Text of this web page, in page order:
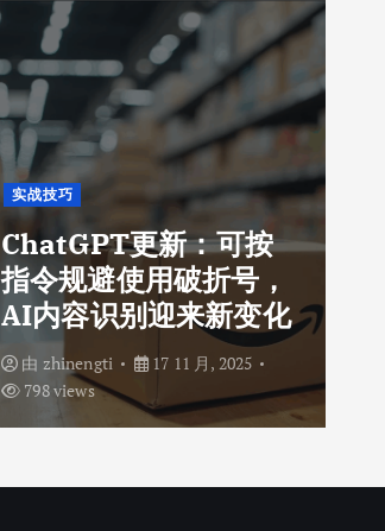
实战技巧
ChatGPT更新：可按
指令规避使用破折号，
AI内容识别迎来新变化
由 zhinengti
17 11 月, 2025
798 views